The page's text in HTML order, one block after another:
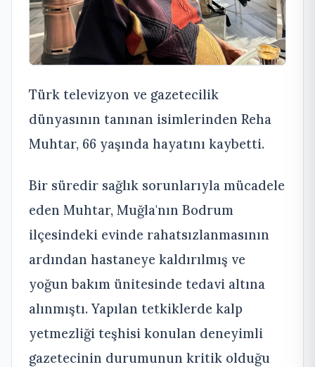
Türk televizyon ve gazetecilik
dünyasının tanınan isimlerinden Reha
Muhtar, 66 yaşında hayatını kaybetti.
Bir süredir sağlık sorunlarıyla mücadele
eden Muhtar, Muğla'nın Bodrum
ilçesindeki evinde rahatsızlanmasının
ardından hastaneye kaldırılmış ve
yoğun bakım ünitesinde tedavi altına
alınmıştı. Yapılan tetkiklerde kalp
yetmezliği teşhisi konulan deneyimli
gazetecinin durumunun kritik olduğu